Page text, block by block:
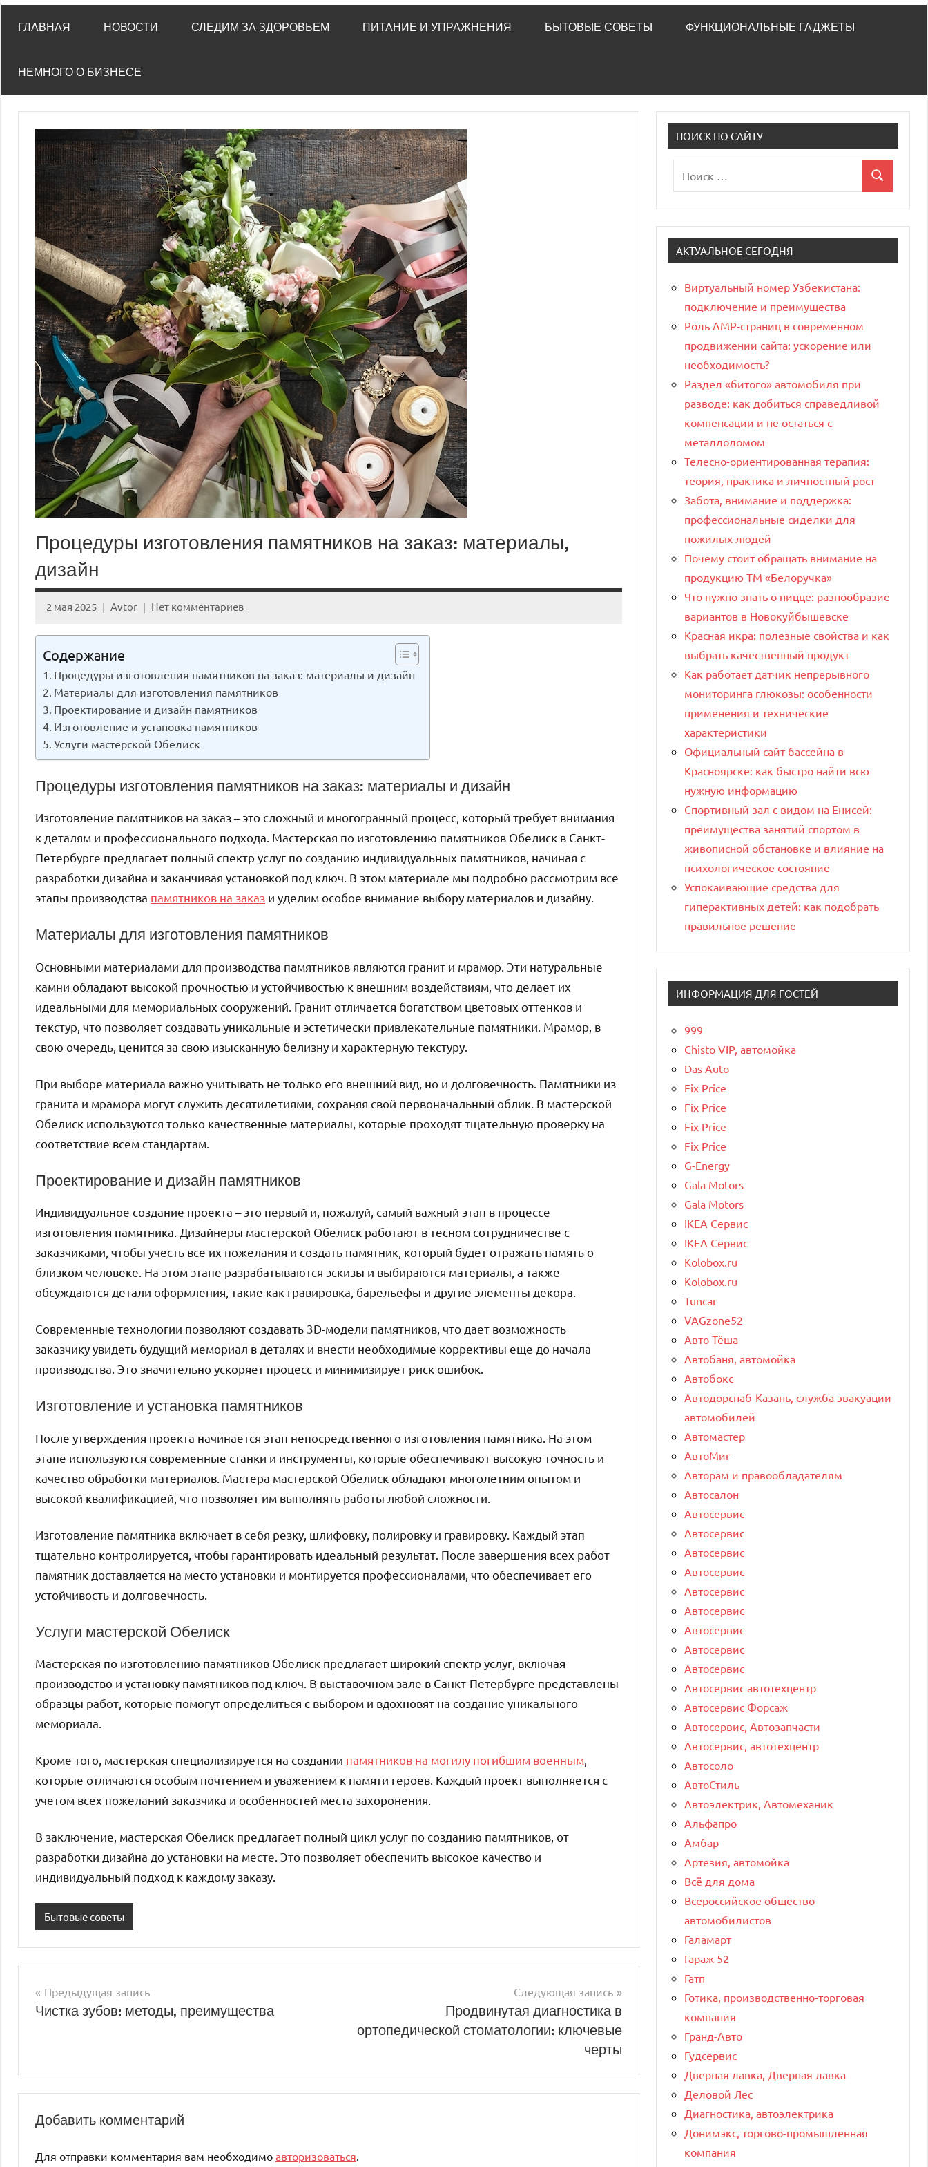
ГЛАВНАЯ НОВОСТИ СЛЕДИМ ЗА ЗДОРОВЬЕМ ПИТАНИЕ И УПРАЖНЕНИЯ БЫТОВЫЕ СОВЕТЫ ФУНКЦИОНАЛЬНЫЕ ГАДЖЕТЫ
НЕМНОГО О БИЗНЕСЕ
Процедуры изготовления памятников на заказ: материалы,
дизайн
2 мая 2025 Avtor Нет комментариев
Содержание
Процедуры изготовления памятников на заказ: материалы и дизайн
Материалы для изготовления памятников
Проектирование и дизайн памятников
Изготовление и установка памятников
Услуги мастерской Обелиск
Процедуры изготовления памятников на заказ: материалы и дизайн
Изготовление памятников на заказ – это сложный и многогранный процесс, который требует внимания
к деталям и профессионального подхода. Мастерская по изготовлению памятников Обелиск в Санкт-
Петербурге предлагает полный спектр услуг по созданию индивидуальных памятников, начиная с
разработки дизайна и заканчивая установкой под ключ. В этом материале мы подробно рассмотрим все
этапы производства памятников на заказ и уделим особое внимание выбору материалов и дизайну.
Материалы для изготовления памятников
Основными материалами для производства памятников являются гранит и мрамор. Эти натуральные
камни обладают высокой прочностью и устойчивостью к внешним воздействиям, что делает их
идеальными для мемориальных сооружений. Гранит отличается богатством цветовых оттенков и
текстур, что позволяет создавать уникальные и эстетически привлекательные памятники. Мрамор, в
свою очередь, ценится за свою изысканную белизну и характерную текстуру.
При выборе материала важно учитывать не только его внешний вид, но и долговечность. Памятники из
гранита и мрамора могут служить десятилетиями, сохраняя свой первоначальный облик. В мастерской
Обелиск используются только качественные материалы, которые проходят тщательную проверку на
соответствие всем стандартам.
Проектирование и дизайн памятников
Индивидуальное создание проекта – это первый и, пожалуй, самый важный этап в процессе
изготовления памятника. Дизайнеры мастерской Обелиск работают в тесном сотрудничестве с
заказчиками, чтобы учесть все их пожелания и создать памятник, который будет отражать память о
близком человеке. На этом этапе разрабатываются эскизы и выбираются материалы, а также
обсуждаются детали оформления, такие как гравировка, барельефы и другие элементы декора.
Современные технологии позволяют создавать 3D-модели памятников, что дает возможность
заказчику увидеть будущий мемориал в деталях и внести необходимые коррективы еще до начала
производства. Это значительно ускоряет процесс и минимизирует риск ошибок.
Изготовление и установка памятников
После утверждения проекта начинается этап непосредственного изготовления памятника. На этом
этапе используются современные станки и инструменты, которые обеспечивают высокую точность и
качество обработки материалов. Мастера мастерской Обелиск обладают многолетним опытом и
высокой квалификацией, что позволяет им выполнять работы любой сложности.
Изготовление памятника включает в себя резку, шлифовку, полировку и гравировку. Каждый этап
тщательно контролируется, чтобы гарантировать идеальный результат. После завершения всех работ
памятник доставляется на место установки и монтируется профессионалами, что обеспечивает его
устойчивость и долговечность.
Услуги мастерской Обелиск
Мастерская по изготовлению памятников Обелиск предлагает широкий спектр услуг, включая
производство и установку памятников под ключ. В выставочном зале в Санкт-Петербурге представлены
образцы работ, которые помогут определиться с выбором и вдохновят на создание уникального
мемориала.
Кроме того, мастерская специализируется на создании памятников на могилу погибшим военным,
которые отличаются особым почтением и уважением к памяти героев. Каждый проект выполняется с
учетом всех пожеланий заказчика и особенностей места захоронения.
В заключение, мастерская Обелиск предлагает полный цикл услуг по созданию памятников, от
разработки дизайна до установки на месте. Это позволяет обеспечить высокое качество и
индивидуальный подход к каждому заказу.
Бытовые советы
Навигация
Предыдущая запись
Чистка зубов: методы, преимущества
Следующая запись
Продвинутая диагностика в
ортопедической стоматологии: ключевые
черты
Добавить комментарий
Для отправки комментария вам необходимо авторизоваться.
ПОИСК ПО САЙТУ
для:
Поиск
АКТУАЛЬНОЕ СЕГОДНЯ
Виртуальный номер Узбекистана:
подключение и преимущества
Роль AMP-страниц в современном
продвижении сайта: ускорение или
необходимость?
Раздел «битого» автомобиля при
разводе: как добиться справедливой
компенсации и не остаться с
металлоломом
Телесно-ориентированная терапия:
теория, практика и личностный рост
Забота, внимание и поддержка:
профессиональные сиделки для
пожилых людей
Почему стоит обращать внимание на
продукцию ТМ «Белоручка»
Что нужно знать о пицце: разнообразие
вариантов в Новокуйбышевске
Красная икра: полезные свойства и как
выбрать качественный продукт
Как работает датчик непрерывного
мониторинга глюкозы: особенности
применения и технические
характеристики
Официальный сайт бассейна в
Красноярске: как быстро найти всю
нужную информацию
Спортивный зал с видом на Енисей:
преимущества занятий спортом в
живописной обстановке и влияние на
психологическое состояние
Успокаивающие средства для
гиперактивных детей: как подобрать
правильное решение
ИНФОРМАЦИЯ ДЛЯ ГОСТЕЙ
999
Chisto VIP, автомойка
Das Auto
Fix Price
Fix Price
Fix Price
Fix Price
G-Energy
Gala Motors
Gala Motors
IKEA Сервис
IKEA Сервис
Kolobox.ru
Kolobox.ru
Tuncar
VAGzone52
Авто Тёша
Автобаня, автомойка
Автобокс
Автодорснаб-Казань, служба эвакуации
автомобилей
Автомастер
АвтоМиг
Авторам и правообладателям
Автосалон
Автосервис
Автосервис
Автосервис
Автосервис
Автосервис
Автосервис
Автосервис
Автосервис
Автосервис
Автосервис автотехцентр
Автосервис Форсаж
Автосервис, Автозапчасти
Автосервис, автотехцентр
Автосоло
АвтоСтиль
Автоэлектрик, Автомеханик
Альфапро
Амбар
Артезия, автомойка
Всё для дома
Всероссийское общество
автомобилистов
Галамарт
Гараж 52
Гатп
Готика, производственно-торговая
компания
Гранд-Авто
Гудсервис
Дверная лавка, Дверная лавка
Деловой Лес
Диагностика, автоэлектрика
Донимэкс, торгово-промышленная
компания